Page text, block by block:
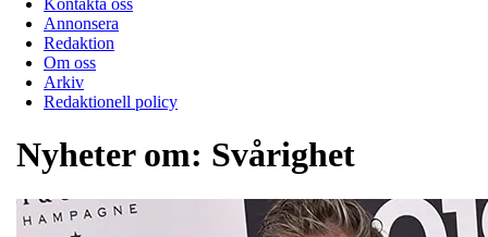
Kontakta oss
Annonsera
Redaktion
Om oss
Arkiv
Redaktionell policy
Nyheter om: Svårighet